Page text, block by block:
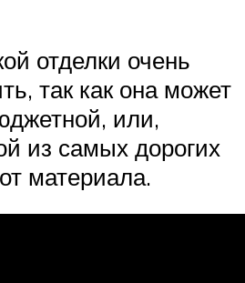
отделки очень
так как она может
или,
из самых дорогих
материала.